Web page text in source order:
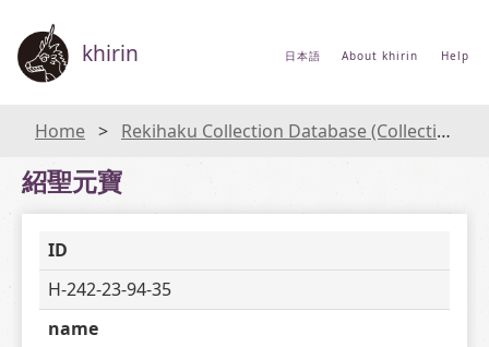
khirin 日本語 About khirin Help
Home Rekihaku Collection Database (Collections Database of the National Museum of Japanese History)
紹聖元寶
ID
H-242-23-94-35
name